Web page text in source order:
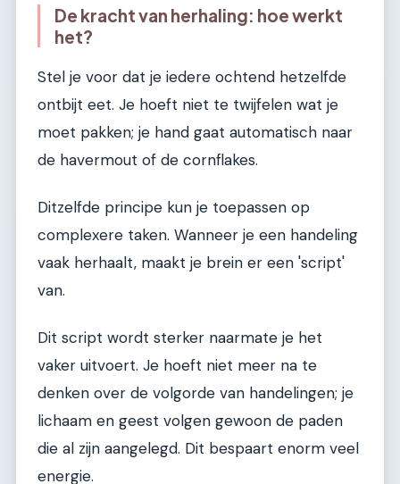
De kracht van herhaling: hoe werkt
het?
Stel je voor dat je iedere ochtend hetzelfde
ontbijt eet. Je hoeft niet te twijfelen wat je
moet pakken; je hand gaat automatisch naar
de havermout of de cornflakes.
Ditzelfde principe kun je toepassen op
complexere taken. Wanneer je een handeling
vaak herhaalt, maakt je brein er een 'script'
van.
Dit script wordt sterker naarmate je het
vaker uitvoert. Je hoeft niet meer na te
denken over de volgorde van handelingen; je
lichaam en geest volgen gewoon de paden
die al zijn aangelegd. Dit bespaart enorm veel
energie.